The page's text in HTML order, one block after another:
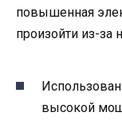
повышенная
произойти из-за
высокой